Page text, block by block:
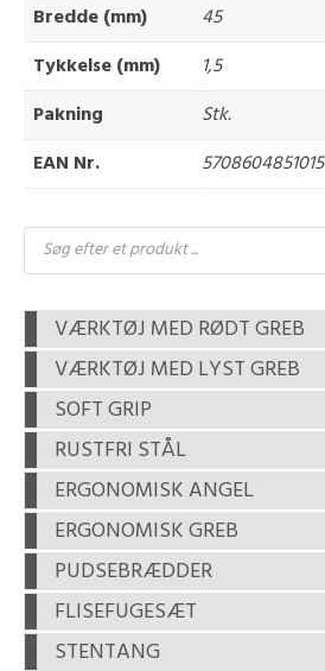
Bredde (mm)
45
Tykkelse (mm)
1,5
Pakning
Stk.
EAN Nr.
5708604851015
Products
search
VÆRKTØJ MED RØDT GREB
VÆRKTØJ MED LYST GREB
SOFT GRIP
RUSTFRI STÅL
ERGONOMISK ANGEL
ERGONOMISK GREB
PUDSEBRÆDDER
FLISEFUGESÆT
STENTANG